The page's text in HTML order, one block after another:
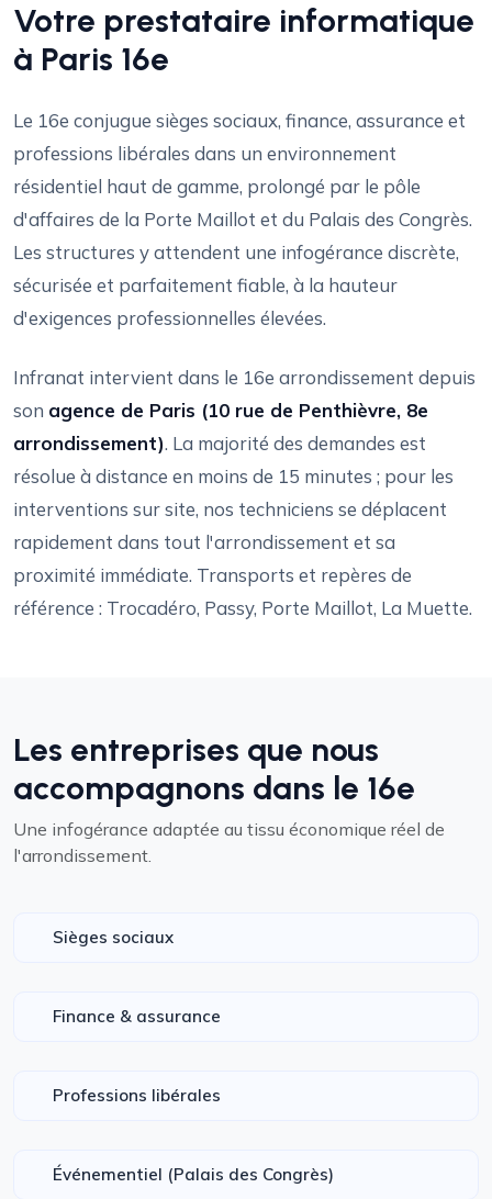
Votre prestataire informatique
à Paris 16e
Le 16e conjugue sièges sociaux, finance, assurance et
professions libérales dans un environnement
résidentiel haut de gamme, prolongé par le pôle
d'affaires de la Porte Maillot et du Palais des Congrès.
Les structures y attendent une infogérance discrète,
sécurisée et parfaitement fiable, à la hauteur
d'exigences professionnelles élevées.
Infranat intervient dans le 16e arrondissement depuis
son agence de Paris (10 rue de Penthièvre, 8e
arrondissement). La majorité des demandes est
résolue à distance en moins de 15 minutes ; pour les
interventions sur site, nos techniciens se déplacent
rapidement dans tout l'arrondissement et sa
proximité immédiate. Transports et repères de
référence : Trocadéro, Passy, Porte Maillot, La Muette.
Les entreprises que nous
accompagnons dans le 16e
Une infogérance adaptée au tissu économique réel de
l'arrondissement.
Sièges sociaux
Finance & assurance
Professions libérales
Événementiel (Palais des Congrès)